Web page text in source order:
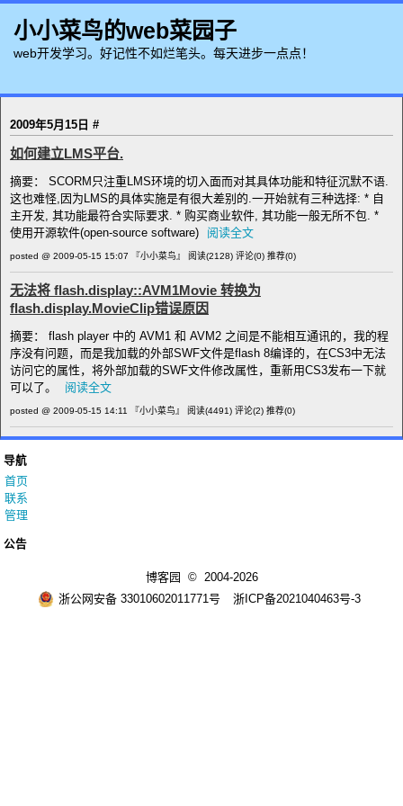
小小菜鸟的web菜园子
web开发学习。好记性不如烂笔头。每天进步一点点！
导航
首页
联系
管理
公告
2009年5月15日 #
如何建立LMS平台.
摘要： SCORM只注重LMS环境的切入面而对其具体功能和特征沉默不语.
这也难怪,因为LMS的具体实施是有很大差别的.一开始就有三种选择: * 自
主开发, 其功能最符合实际要求. * 购买商业软件, 其功能一般无所不包. *
使用开源软件(open-source software)
阅读全文
posted @ 2009-05-15 15:07 『小小菜鸟』 阅读(2128) 评论(0) 推荐(0)
无法将 flash.display::AVM1Movie 转换为
flash.display.MovieClip错误原因
摘要： flash player 中的 AVM1 和 AVM2 之间是不能相互通讯的，我的程
序没有问题，而是我加载的外部SWF文件是flash 8编译的，在CS3中无法
访问它的属性，将外部加载的SWF文件修改属性，重新用CS3发布一下就
可以了。
阅读全文
posted @ 2009-05-15 14:11 『小小菜鸟』 阅读(4491) 评论(2) 推荐(0)
博客园 © 2004-2026
浙公网安备 33010602011771号 浙ICP备2021040463号-3